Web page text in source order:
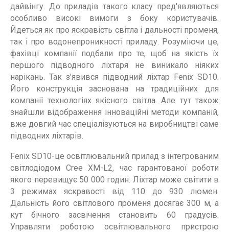
дайвінгу. До приладів такого класу пред'являються
особливо високі вимоги з боку користувачів.
Йдеться як про яскравість світла і дальності променя,
так і про водонепроникності приладу. Розуміючи це,
фахівці компанії подбали про те, щоб на якість їх
першого підводного ліхтаря не виникало ніяких
нарікань. Так з'явився підводний ліхтар Fenix SD10.
Його конструкція заснована на традиційних для
компанії технологіях якісного світла. Але тут також
знайшли відображення інноваційні методи компаній,
вже довгий час спеціалізуються на виробництві саме
підводних ліхтарів.
Fenix SD10-це освітлювальний прилад з інтегрованим
світлодіодом Cree XM-L2, час гарантованої роботи
якого перевищує 50 000 годин. Ліхтар може світити в
3 режимах яскравості від 110 до 930 люмен.
Дальність його світлового променя досягає 300 м, а
кут бічного засвічення становить 60 градусів.
Управляти роботою освітлювального пристрою